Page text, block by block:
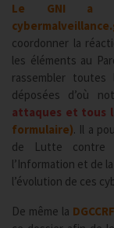
Le GNI a
coordonner la
les éléments au
rassembler
déposées d’où
attaques et tous
formulaire). Il a
de Lutte contre
l’Information et de
l’évolution de ces
De même la